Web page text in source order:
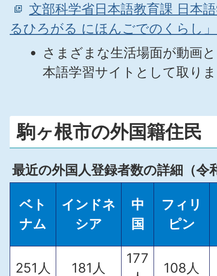
文部科学省日本語教育課 日本
るひろがる にほんごでのくらし
さまざまな生活場面が動画
本語学習サイトとして取り
駒ヶ根市の外国籍住民
最近の外国人登録者数の詳細（令
ベト
ナム
インドネ
シア
中
国
フィリ
ピン
251人 181人
177
108人